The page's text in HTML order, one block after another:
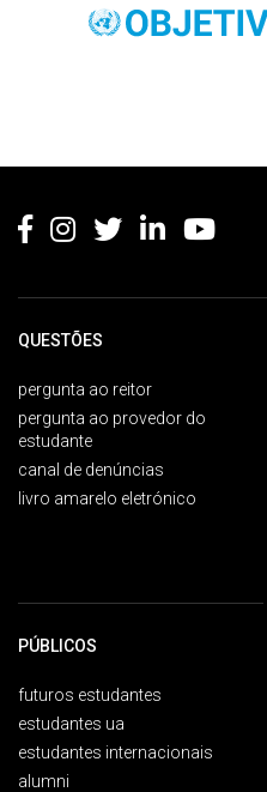
QUESTÕES
pergunta ao reitor
pergunta ao provedor do
estudante
canal de denúncias
livro amarelo eletrónico
PÚBLICOS
futuros estudantes
estudantes ua
estudantes internacionais
alumni